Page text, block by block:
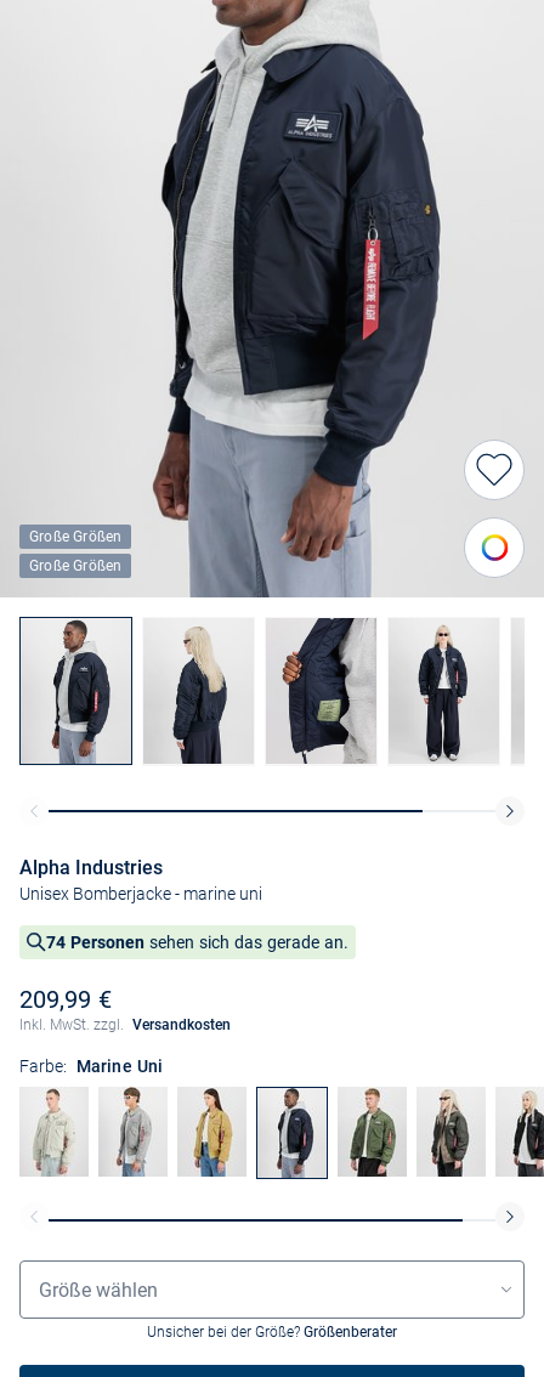
Große Größen
Große Größen
Alpha Industries
Unisex Bomberjacke- marine uni
74 Personen sehen sich das gerade an.
209,99 €
Inkl. MwSt. zzgl. Versandkosten
Farbe: Marine Uni
Grössenauswahl
Größe wählen
Unsicher bei der Größe? Größenberater